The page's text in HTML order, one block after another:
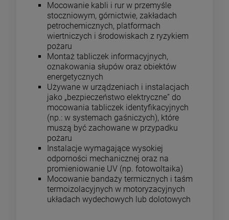
Mocowanie kabli i rur w przemyśle
stoczniowym, górnictwie, zakładach
petrochemicznych, platformach
wiertniczych i środowiskach z ryzykiem
pożaru
Montaż tabliczek informacyjnych,
oznakowania słupów oraz obiektów
energetycznych
Używane w urządzeniach i instalacjach
jako „bezpieczeństwo elektryczne” do
mocowania tabliczek identyfikacyjnych
(np.: w systemach gaśniczych), które
muszą być zachowane w przypadku
pożaru
Instalacje wymagające wysokiej
odporności mechanicznej oraz na
promieniowanie UV (np. fotowoltaika)
Mocowanie bandaży termicznych i taśm
termoizolacyjnych w motoryzacyjnych
układach wydechowych lub dolotowych